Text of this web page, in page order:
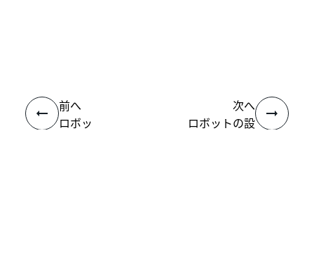
前へ
ロボッ
次へ
ロボットの設